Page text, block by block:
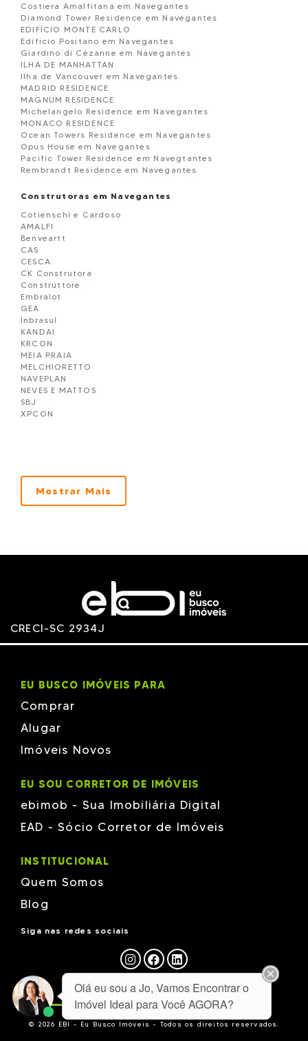
Costiera Amalfitana em Navegantes
Diamond Tower Residence em Navegantes
EDIFÍCIO MONTE CARLO
Edificio Positano em Navegantes
Giardino di Cézanne em Navegantes
ILHA DE MANHATTAN
Ilha de Vancouver em Navegantes
MADRID RESIDENCE
MAGNUM RESIDENCE
Michelangelo Residence em Navegantes
MONACO RESIDENCE
Ocean Towers Residence em Navegantes
Opus House em Navegantes
Pacific Tower Residence em Navegtantes
Rembrandt Residence em Navegantes
Residencial Ilha de San Andrés em Navegantes
Smart em Navegantes
Tourmaline Towers em Navegantes
VENEZA RESIDENCE
Vila dos Ipês em Navegantes
VILA FLORENCE
Vila Imperial em Navegantes
Construtoras em Navegantes
Cotienschi e Cardoso
AMALFI
Benveartt
CAS
CESCA
CK Construtora
Construttore
Embralot
GEA
Inbrasul
KANDAI
KRCON
MEIA PRAIA
MELCHIORETTO
NAVEPLAN
NEVES E MATTOS
SBJ
XPCON
Mostrar Mais
CRECI-SC 2934J
EU BUSCO IMÓVEIS PARA
Comprar
Alugar
Imóveis Novos
EU SOU CORRETOR DE IMÓVEIS
ebimob - Sua Imobiliária Digital
EAD - Sócio Corretor de Imóveis
INSTITUCIONAL
Quem Somos
Blog
Siga nas redes sociais
© 2026 EBI - Eu Busco Imóveis - Todos os direitos reservados.
Olá eu sou a Jo, Vamos Encontrar o
Imóvel Ideal para Você AGORA?